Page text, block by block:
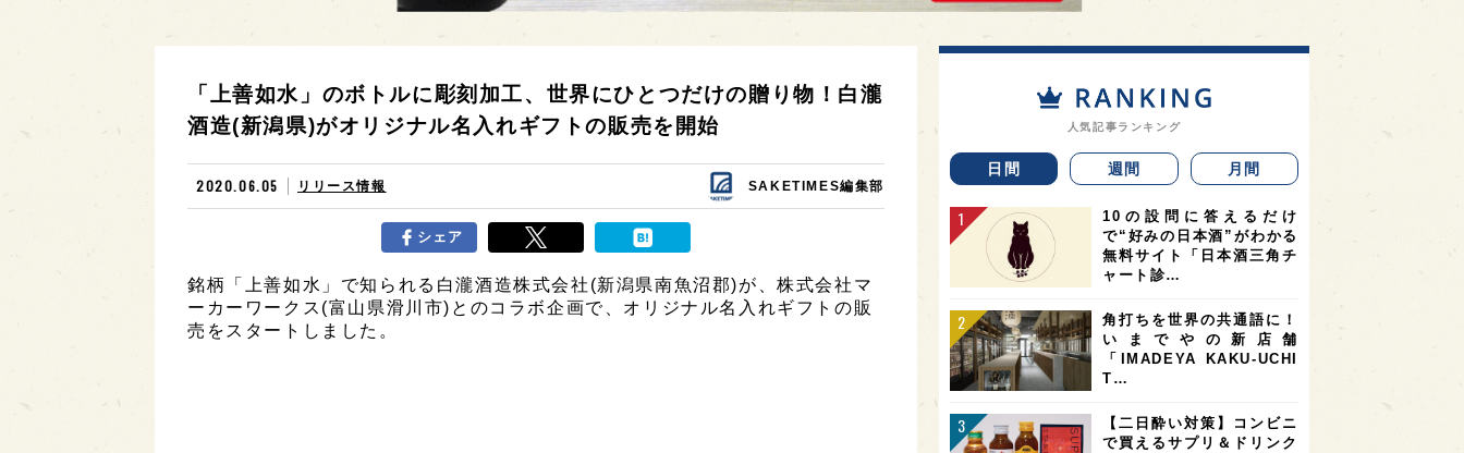
「上善如水」のボトルに彫刻加工、世界にひとつだけの贈り物！白瀧
酒造(新潟県)がオリジナル名入れギフトの販売を開始
2020.06.05 リリース情報 SAKETIMES編集部
シェア
銘柄「上善如水」で知られる白瀧酒造株式会社(新潟県南魚沼郡)が、株式会社マ
ーカーワークス(富山県滑川市)とのコラボ企画で、オリジナル名入れギフトの販
売をスタートしました。
人気記事ランキング
日間 週間 月間
10の設問に答えるだけ
で“好みの日本酒”がわかる
無料サイト「日本酒三角チ
ャート診…
角打ちを世界の共通語に！
いまでやの新店舗
「IMADEYA KAKU-UCHI
T…
【二日酔い対策】コンビニ
で買えるサプリ＆ドリンク